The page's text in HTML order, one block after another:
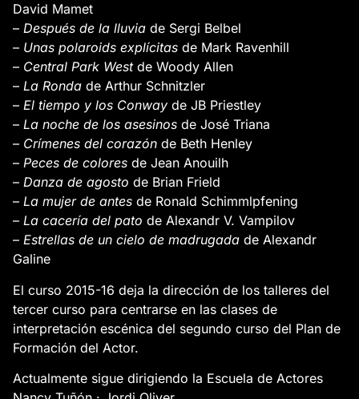
David Mamet
– Después de la lluvia de Sergi Belbel
– Unas polaroids explícitas de Mark Ravenhill
– Central Park Westde Woody Allen
– La Ronda de Arthur Schnitzler
– El tiempo y los Conway de JB Priestley
– La noche de los asesinos de José Triana
– Crímenes del corazón de Beth Henley
– Peces de colores de Jean Anouilh
– Danza de agosto de Brian Frield
– La mujer de antes de Ronald Schimmlpfening
– La cacería del pato de Alexandr V. Vampilov
– Estrellas de un cielo de madrugada de Alexandr
Galine
El curso 2015-16 deja la dirección de los talleres del
tercer curso para centrarse en las clases de
interpretación escénica del segundo curso del Plan de
Formación del Actor.
Actualmente sigue dirigiendo la Escuela de Actores